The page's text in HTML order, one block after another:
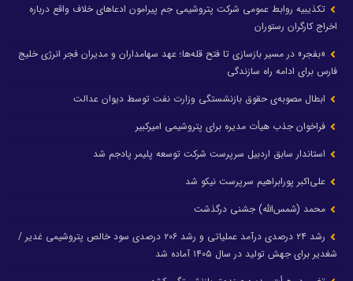
تکذیبیه روابط عمومی شرکت پتروشیمی جم پیرامون ادعاهای خلاف واقع درباره
اخراج کارگران رستوران
«بفجر» در مسیر بازسازی تا فتح قله‌ها؛ عهد سهامداران و مدیران فجر انرژی خلیج
فارس برای ادامه راه سازندگی
ابطال مصوبه‌ی حقوق بازنشستگی وزارت نفت توسط دیوان عدالت
فراخوان جذب هیأت مدیره برای پتروشیمی امیرکبیر
استاندار سابق اردبیل سرپرست شرکت توسعه پلیمر پادجم شد
علی‌اکبر پورابراهیم سرپرست نیکو شد
محمد (شمس‌الله) جشنی درگذشت
رشد ۲۴ درصدی درآمد عملیاتی و رشد ۲۰۶ درصدی سود خالص پتروشیمی غدیر /
شغدیر برای جهش تولید در سال ۱۴۰۵ آماده شد